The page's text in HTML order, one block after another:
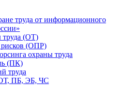
труда от информационного
труда (ОТ)
рисков (ОПР)
охраны труда
(ПК)
труда
ОТ, ПБ, ЭБ, ЧС